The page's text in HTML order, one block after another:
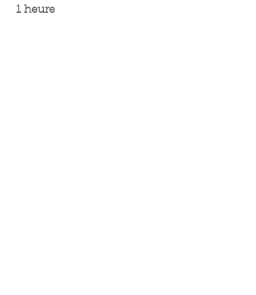
1 heure